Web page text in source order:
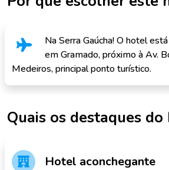
Na Serra Gaúcha! O hotel
em Gramado, próximo à Av.
Medeiros, principal ponto turístico.
Quais os destaques
Hotel aconchegante